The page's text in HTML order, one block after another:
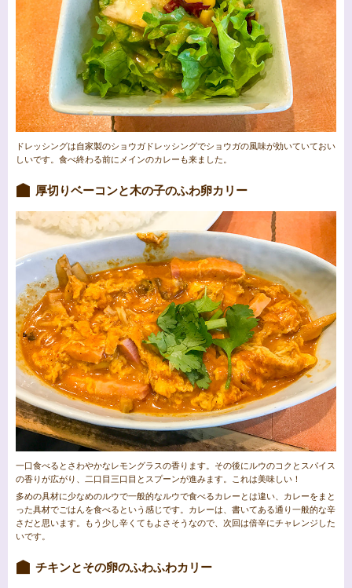
ドレッシングは自家製のショウガドレッシングでショウガの風味が効いていておい
しいです。食べ終わる前にメインのカレーも来ました。
厚切りベーコンと木の子のふわ卵カリー
一口食べるとさわやかなレモングラスの香ります。その後にルウのコクとスパイス
の香りが広がり、二口目三口目とスプーンが進みます。これは美味しい！
多めの具材に少なめのルウで一般的なルウで食べるカレーとは違い、カレーをまと
った具材でごはんを食べるという感じです。カレーは、書いてある通り一般的な辛
さだと思います。もう少し辛くてもよさそうなので、次回は倍辛にチャレンジした
いです。
チキンとその卵のふわふわカリー